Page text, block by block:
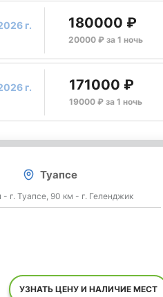
г. 180000 ₽
20000 ₽ за 1 ночь
г. 171000 ₽
19000 ₽ за 1 ночь
Туапсе
г. Туапсе, 90 км - г. Геленджик
УЗНАТЬ ЦЕНУ И НАЛИЧИЕ МЕСТ